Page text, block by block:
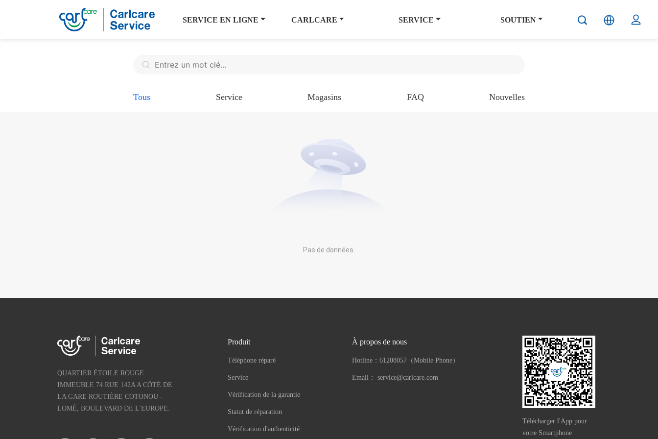
SERVICE EN LIGNE CARLCARE SERVICE SOUTIEN
Tous Service Magasins FAQ Nouvelles
Pas de données.
QUARTIER ÉTOILE ROUGE
IMMEUBLE 74 RUE 142A A CÔTÉ DE
LA GARE ROUTIÈRE COTONOU -
LOMÉ, BOULEVARD DE L'EUROPE.
Produit
Téléphone réparé
Service
Vérification de la garantie
Statut de réparation
Vérification d'authenticité
À propos de nous
Hotline： 61208057（Mobile Phone）
Email： service@carlcare.com
Télécharger l'App pour
votre Smartphone